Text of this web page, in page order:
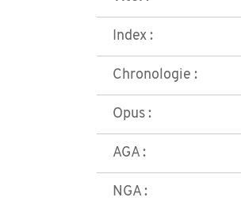
Index :
Chronologie :
Opus :
AGA :
NGA :